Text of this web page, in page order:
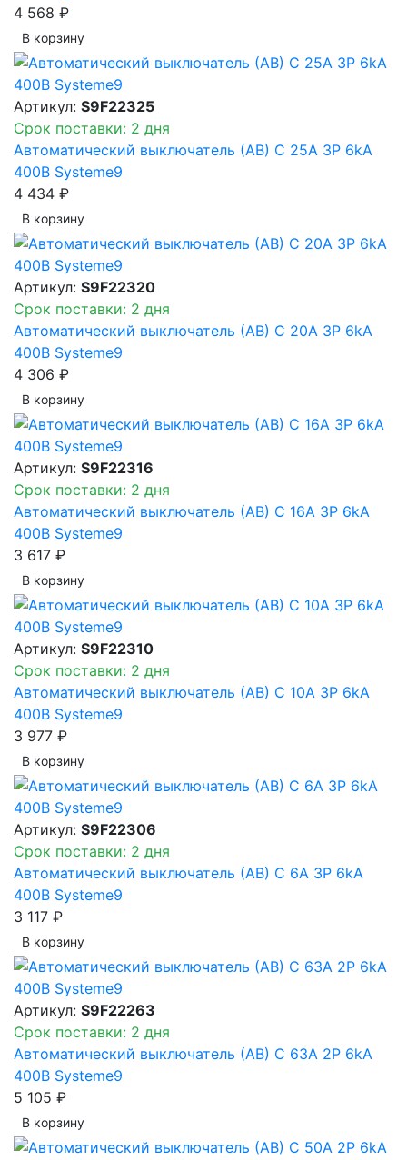
4 568 ₽
В корзинy
Артикул: S9F22325
Срок поставки: 2 дня
Автоматический выключатель (АВ) C 25A 3P 6kA
400В Systeme9
4 434 ₽
В корзинy
Артикул: S9F22320
Срок поставки: 2 дня
Автоматический выключатель (АВ) C 20A 3P 6kA
400В Systeme9
4 306 ₽
В корзинy
Артикул: S9F22316
Срок поставки: 2 дня
Автоматический выключатель (АВ) C 16A 3P 6kA
400В Systeme9
3 617 ₽
В корзинy
Артикул: S9F22310
Срок поставки: 2 дня
Автоматический выключатель (АВ) C 10A 3P 6kA
400В Systeme9
3 977 ₽
В корзинy
Артикул: S9F22306
Срок поставки: 2 дня
Автоматический выключатель (АВ) C 6A 3P 6kA
400В Systeme9
3 117 ₽
В корзинy
Артикул: S9F22263
Срок поставки: 2 дня
Автоматический выключатель (АВ) C 63A 2P 6kA
400В Systeme9
5 105 ₽
В корзинy